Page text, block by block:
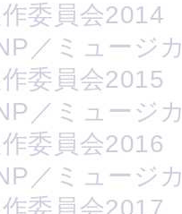
委員会2014
／ミュージ
委員会2015
／ミュージ
委員会2016
／ミュージ
委員会2017